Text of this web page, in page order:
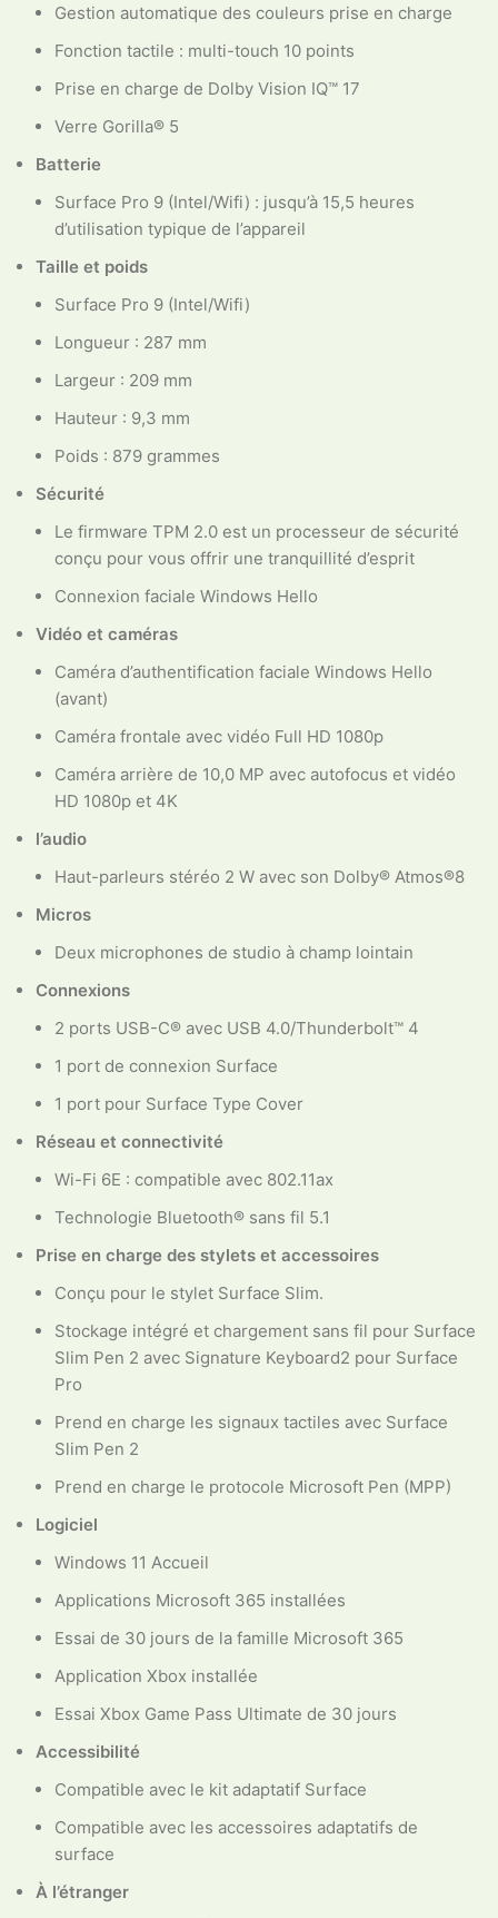
Gestion automatique des couleurs prise en charge
Fonction tactile : multi-touch 10 points
Prise en charge de Dolby Vision IQ™ 17
Verre Gorilla® 5
Batterie
Surface Pro 9 (Intel/Wifi) : jusqu’à 15,5 heures
d’utilisation typique de l’appareil
Taille et poids
Surface Pro 9 (Intel/Wifi)
Longueur : 287 mm
Largeur : 209 mm
Hauteur : 9,3 mm
Poids : 879 grammes
Sécurité
Le firmware TPM 2.0 est un processeur de sécurité
conçu pour vous offrir une tranquillité d’esprit
Connexion faciale Windows Hello
Vidéo et caméras
Caméra d’authentification faciale Windows Hello
(avant)
Caméra frontale avec vidéo Full HD 1080p
Caméra arrière de 10,0 MP avec autofocus et vidéo
HD 1080p et 4K
l’audio
Haut-parleurs stéréo 2 W avec son Dolby® Atmos®8
Micros
Deux microphones de studio à champ lointain
Connexions
2 ports USB-C® avec USB 4.0/Thunderbolt™ 4
1 port de connexion Surface
1 port pour Surface Type Cover
Réseau et connectivité
Wi-Fi 6E : compatible avec 802.11ax
Technologie Bluetooth® sans fil 5.1
Prise en charge des stylets et accessoires
Conçu pour le stylet Surface Slim.
Stockage intégré et chargement sans fil pour Surface
Slim Pen 2 avec Signature Keyboard2 pour Surface
Pro
Prend en charge les signaux tactiles avec Surface
Slim Pen 2
Prend en charge le protocole Microsoft Pen (MPP)
Logiciel
Windows 11 Accueil
Applications Microsoft 365 installées
Essai de 30 jours de la famille Microsoft 365
Application Xbox installée
Essai Xbox Game Pass Ultimate de 30 jours
Accessibilité
Compatible avec le kit adaptatif Surface
Compatible avec les accessoires adaptatifs de
surface
À l’étranger